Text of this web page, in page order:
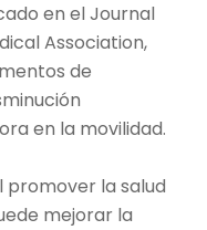
en el Journal
Association,
de
en la movilidad.
promover la salud
mejorar la